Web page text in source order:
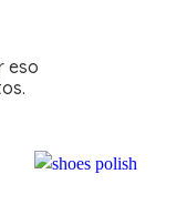
eso